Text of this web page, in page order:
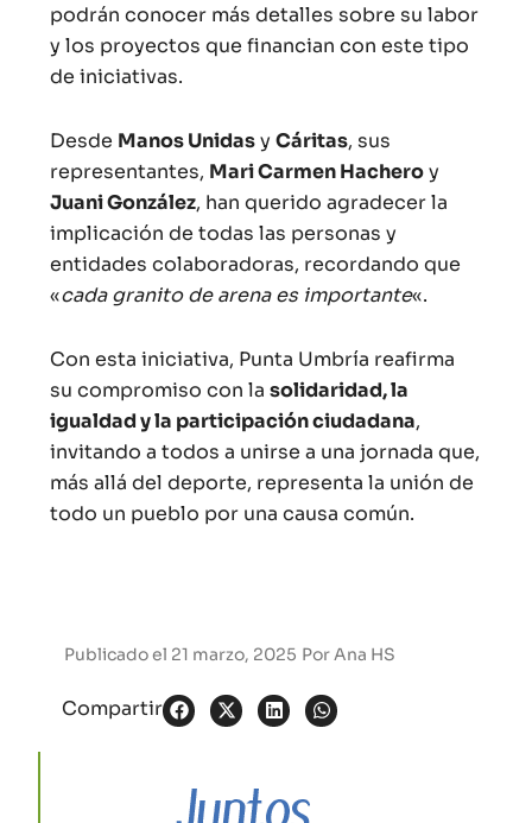
podrán conocer más detalles sobre su labor
y los proyectos que financian con este tipo
de iniciativas.
Desde Manos UnidasyCáritas, sus
representantes, Mari Carmen Hacheroy
Juani González, han querido agradecer la
implicación de todas las personas y
entidades colaboradoras, recordando que
«cada granito de arena es importante«.
Con esta iniciativa, Punta Umbría reafirma
su compromiso con lasolidaridad, la
igualdad y la participación ciudadana,
invitando a todos a unirse a una jornada que,
más allá del deporte, representa la unión de
todo un pueblo por una causa común.
Publicado el 21 marzo, 2025 PorAna HS
Compartir